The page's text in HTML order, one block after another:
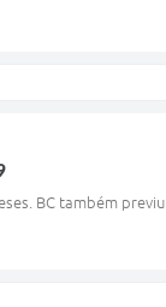
BC também